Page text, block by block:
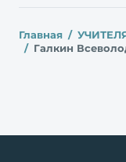
Главная
Галкин